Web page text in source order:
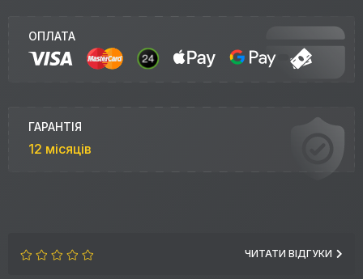
ЧИТАТИ ВІДГУКИ
ОПЛАТА
ГАРАНТІЯ
12 місяців